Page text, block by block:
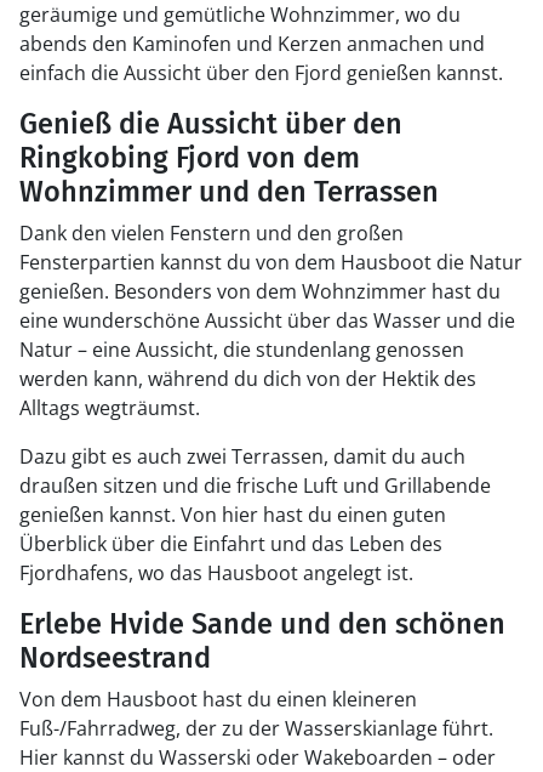
geräumige und gemütliche Wohnzimmer, wo du
abends den Kaminofen und Kerzen anmachen und
einfach die Aussicht über den Fjord genießen kannst.
Genieß die Aussicht über den
Ringkobing Fjord von dem
Wohnzimmer und den Terrassen
Dank den vielen Fenstern und den großen
Fensterpartien kannst du von dem Hausboot die Natur
genießen. Besonders von dem Wohnzimmer hast du
eine wunderschöne Aussicht über das Wasser und die
Natur – eine Aussicht, die stundenlang genossen
werden kann, während du dich von der Hektik des
Alltags wegträumst.
Dazu gibt es auch zwei Terrassen, damit du auch
draußen sitzen und die frische Luft und Grillabende
genießen kannst. Von hier hast du einen guten
Überblick über die Einfahrt und das Leben des
Fjordhafens, wo das Hausboot angelegt ist.
Erlebe Hvide Sande und den schönen
Nordseestrand
Von dem Hausboot hast du einen kleineren
Fuß-/Fahrradweg, der zu der Wasserskianlage führt.
Hier kannst du Wasserski oder Wakeboarden – oder